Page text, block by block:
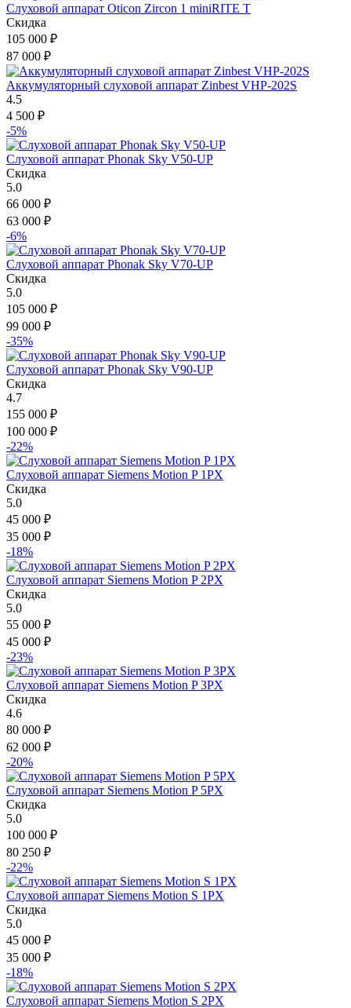
Слуховой аппарат Oticon Zircon 1 miniRITE T
Скидка
105 000 ₽
87 000 ₽
Аккумуляторный слуховой аппарат Zinbest VHP-202S
4.5
4 500 ₽
-5%
Слуховой аппарат Phonak Sky V50-UP
Скидка
5.0
66 000 ₽
63 000 ₽
-6%
Слуховой аппарат Phonak Sky V70-UP
Скидка
5.0
105 000 ₽
99 000 ₽
-35%
Слуховой аппарат Phonak Sky V90-UP
Скидка
4.7
155 000 ₽
100 000 ₽
-22%
Слуховой аппарат Siemens Motion P 1PX
Скидка
5.0
45 000 ₽
35 000 ₽
-18%
Слуховой аппарат Siemens Motion P 2PX
Скидка
5.0
55 000 ₽
45 000 ₽
-23%
Слуховой аппарат Siemens Motion P 3PX
Скидка
4.6
80 000 ₽
62 000 ₽
-20%
Слуховой аппарат Siemens Motion P 5PX
Скидка
5.0
100 000 ₽
80 250 ₽
-22%
Слуховой аппарат Siemens Motion S 1PX
Скидка
5.0
45 000 ₽
35 000 ₽
-18%
Слуховой аппарат Siemens Motion S 2PX